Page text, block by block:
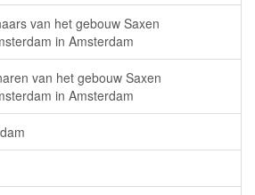
van het gebouw Saxen
in Amsterdam
van het gebouw Saxen
in Amsterdam